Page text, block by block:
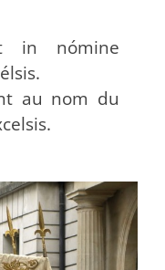
in nómine
au nom du